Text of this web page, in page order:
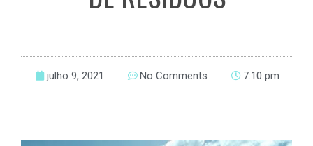
julho 9, 2021 No Comments 7:10 pm